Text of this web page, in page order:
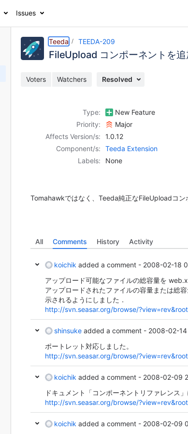
Issues
Teeda TEEDA-209
FileUpload コンポーネントを追
Voters Watchers Resolved
Type: New Feature
Priority:
Major
Affects Version/s:
1.0.12
Component/s:
Teeda Extension
Labels:
None
Tomahawkではなく、Teeda純正なFileUploadコン
All Comments History Activity
koichik added a comment - 2008-02-18
アップロード可能なファイルの総容量を
アップロードされたファイルの容量または総
示されるようにしました．
http://svn.seasar.org/browse/
shinsuke added a comment - 2008-02-14
ポートレット対応しました。
http://svn.seasar.org/browse/
koichik added a comment - 2008-02-09
ドキュメント「コンポーネントリファレンス
http://svn.seasar.org/browse/
koichik added a comment - 2008-02-09